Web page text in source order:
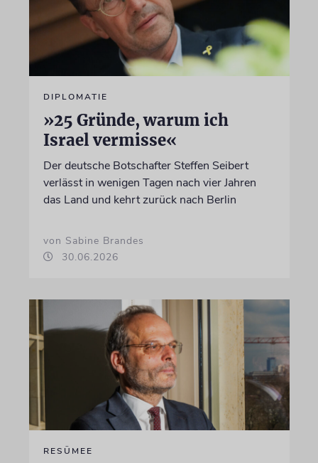
DIPLOMATIE
»25 Gründe, warum ich
Israel vermisse«
Der deutsche Botschafter Steffen Seibert
verlässt in wenigen Tagen nach vier Jahren
das Land und kehrt zurück nach Berlin
von Sabine Brandes
30.06.2026
RESÜMEE